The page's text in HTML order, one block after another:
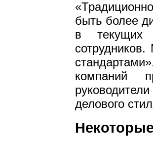
быть более
в текущих
компаний
делового